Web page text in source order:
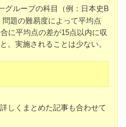
グループの科目（例：日本史B
題の難易度によって平均点
に平均点の差が15点以内に収
。実施されることは少ない。
しくまとめた記事も合わせて